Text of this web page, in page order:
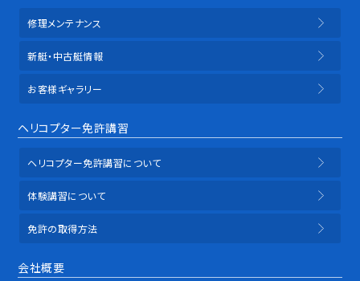
修理メンテナンス
新艇・中古艇情報
お客様ギャラリー
ヘリコプター免許講習
ヘリコプター免許講習について
体験講習について
免許の取得方法
会社概要